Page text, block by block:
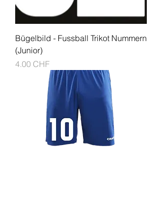
Bügelbild - Fussball Trikot Nummern
(Junior)
Prix
4.00 CHF